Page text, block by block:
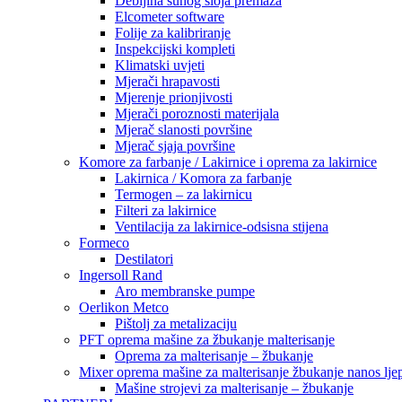
Elcometer software
Folije za kalibriranje
Inspekcijski kompleti
Klimatski uvjeti
Mjerači hrapavosti
Mjerenje prionjivosti
Mjerači poroznosti materijala
Mjerač slanosti površine
Mjerač sjaja površine
Komore za farbanje / Lakirnice i oprema za lakirnice
Lakirnica / Komora za farbanje
Termogen – za lakirnicu
Filteri za lakirnice
Ventilacija za lakirnice-odsisna stijena
Formeco
Destilatori
Ingersoll Rand
Aro membranske pumpe
Oerlikon Metco
Pištolj za metalizaciju
PFT oprema mašine za žbukanje malterisanje
Oprema za malterisanje – žbukanje
Mixer oprema mašine za malterisanje žbukanje nanos
Mašine strojevi za malterisanje – žbukanje